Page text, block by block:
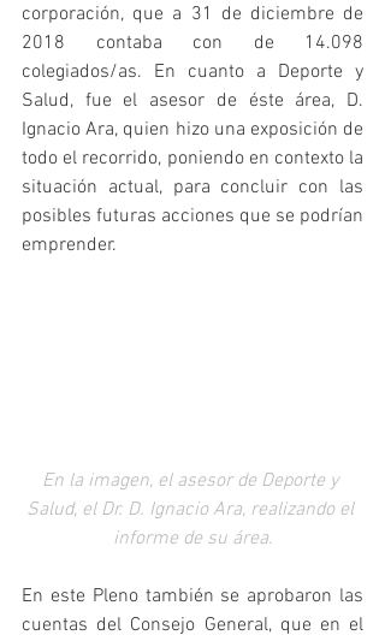
corporación, que a 31 de diciembre de
2018 contaba con de 14.098
colegiados/as. En cuanto a Deporte y
Salud, fue el asesor de éste área, D.
Ignacio Ara, quien hizo una exposición de
todo el recorrido, poniendo en contexto la
situación actual, para concluir con las
posibles futuras acciones que se podrían
emprender.
En la imagen, el asesor de Deporte y
Salud, el Dr. D. Ignacio Ara, realizando el
informe de su área.
En este Pleno también se aprobaron las
cuentas del Consejo General, que en el